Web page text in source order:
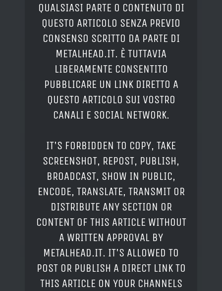
QUALSIASI PARTE O CONTENUTO DI
QUESTO ARTICOLO SENZA PREVIO
CONSENSO SCRITTO DA PARTE DI
METALHEAD.IT. È TUTTAVIA
LIBERAMENTE CONSENTITO
PUBBLICARE UN LINK DIRETTO A
QUESTO ARTICOLO SUI VOSTRO
CANALI E SOCIAL NETWORK.
IT'S FORBIDDEN TO COPY, TAKE
SCREENSHOT, REPOST, PUBLISH,
BROADCAST, SHOW IN PUBLIC,
ENCODE, TRANSLATE, TRANSMIT OR
DISTRIBUTE ANY SECTION OR
CONTENT OF THIS ARTICLE WITHOUT
A WRITTEN APPROVAL BY
METALHEAD.IT. IT'S ALLOWED TO
POST OR PUBLISH A DIRECT LINK TO
THIS ARTICLE ON YOUR CHANNELS